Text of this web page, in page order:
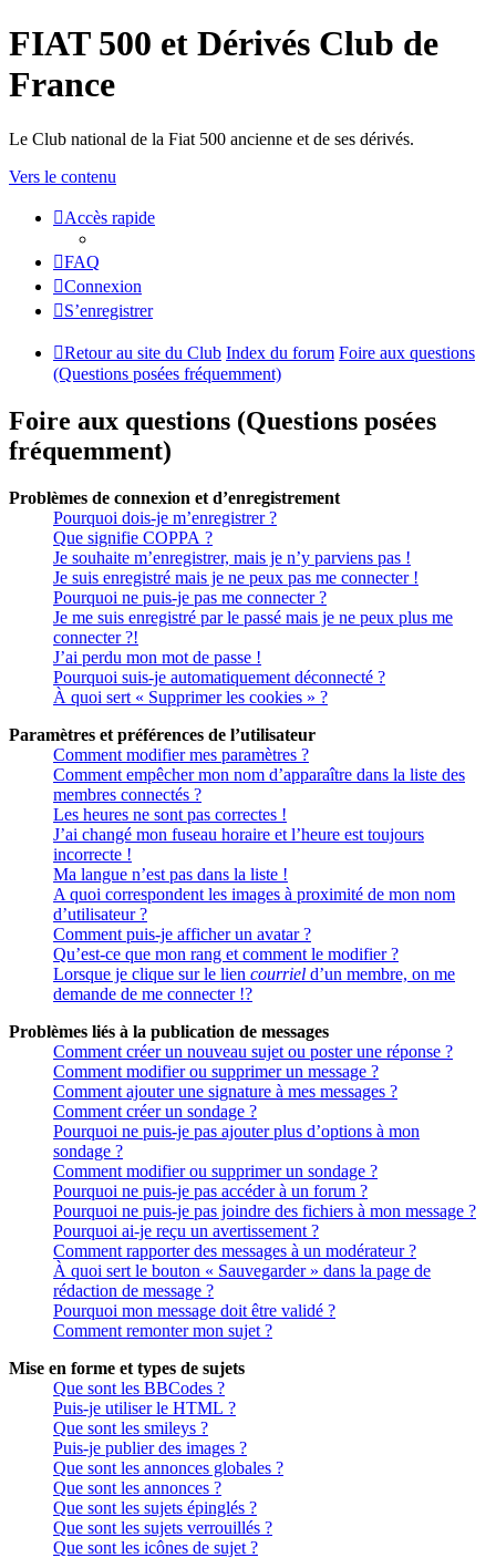
FIAT 500 et Dérivés Club de
France
Le Club national de la Fiat 500 ancienne et de ses dérivés.
Vers le contenu
Accès rapide
FAQ
Connexion
S’enregistrer
Retour au site du Club Index du forum Foire aux questions
(Questions posées fréquemment)
Foire aux questions (Questions posées
fréquemment)
Problèmes de connexion et d’enregistrement
Pourquoi dois-je m’enregistrer ?
Que signifie COPPA ?
Je souhaite m’enregistrer, mais je n’y parviens pas !
Je suis enregistré mais je ne peux pas me connecter !
Pourquoi ne puis-je pas me connecter ?
Je me suis enregistré par le passé mais je ne peux plus me
connecter ?!
J’ai perdu mon mot de passe !
Pourquoi suis-je automatiquement déconnecté ?
À quoi sert « Supprimer les cookies » ?
Paramètres et préférences de l’utilisateur
Comment modifier mes paramètres ?
Comment empêcher mon nom d’apparaître dans la liste des
membres connectés ?
Les heures ne sont pas correctes !
J’ai changé mon fuseau horaire et l’heure est toujours
incorrecte !
Ma langue n’est pas dans la liste !
A quoi correspondent les images à proximité de mon nom
d’utilisateur ?
Comment puis-je afficher un avatar ?
Qu’est-ce que mon rang et comment le modifier ?
Lorsque je clique sur le lien courriel d’un membre, on me
demande de me connecter !?
Problèmes liés à la publication de messages
Comment créer un nouveau sujet ou poster une réponse ?
Comment modifier ou supprimer un message ?
Comment ajouter une signature à mes messages ?
Comment créer un sondage ?
Pourquoi ne puis-je pas ajouter plus d’options à mon
sondage ?
Comment modifier ou supprimer un sondage ?
Pourquoi ne puis-je pas accéder à un forum ?
Pourquoi ne puis-je pas joindre des fichiers à mon message ?
Pourquoi ai-je reçu un avertissement ?
Comment rapporter des messages à un modérateur ?
À quoi sert le bouton « Sauvegarder » dans la page de
rédaction de message ?
Pourquoi mon message doit être validé ?
Comment remonter mon sujet ?
Mise en forme et types de sujets
Que sont les BBCodes ?
Puis-je utiliser le HTML ?
Que sont les smileys ?
Puis-je publier des images ?
Que sont les annonces globales ?
Que sont les annonces ?
Que sont les sujets épinglés ?
Que sont les sujets verrouillés ?
Que sont les icônes de sujet ?